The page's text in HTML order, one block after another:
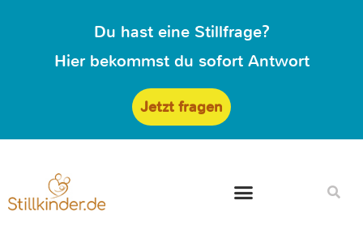
Du hast eine Stillfrage?
Hier bekommst du sofort Antwort
Jetzt fragen